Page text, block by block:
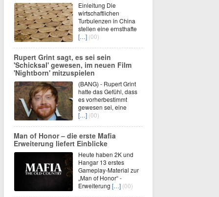
Einleitung Die
wirtschaftlichen
Turbulenzen in China
stellen eine ernsthafte
[…] (00)
Rupert Grint sagt, es sei sein
'Schicksal' gewesen, im neuen Film
'Nightborn' mitzuspielen
(BANG) - Rupert Grint
hatte das Gefühl, dass
es vorherbestimmt
gewesen sei, eine
[…] (00)
Man of Honor – die erste Mafia
Erweiterung liefert Einblicke
Heute haben 2K und
Hangar 13 erstes
Gameplay-Material zur
„Man of Honor“ -
Erweiterung […] (00)